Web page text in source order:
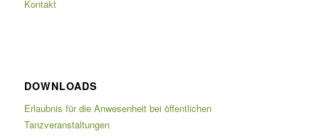
Kontakt
DOWNLOADS
Erlaubnis für die Anwesenheit bei öffentlichen
Tanzveranstaltungen